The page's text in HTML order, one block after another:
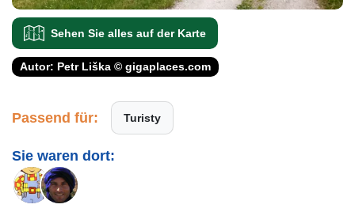
Sehen Sie alles auf der Karte
Autor: Petr Liška © gigaplaces.com
Passend für: Turisty
Sie waren dort: